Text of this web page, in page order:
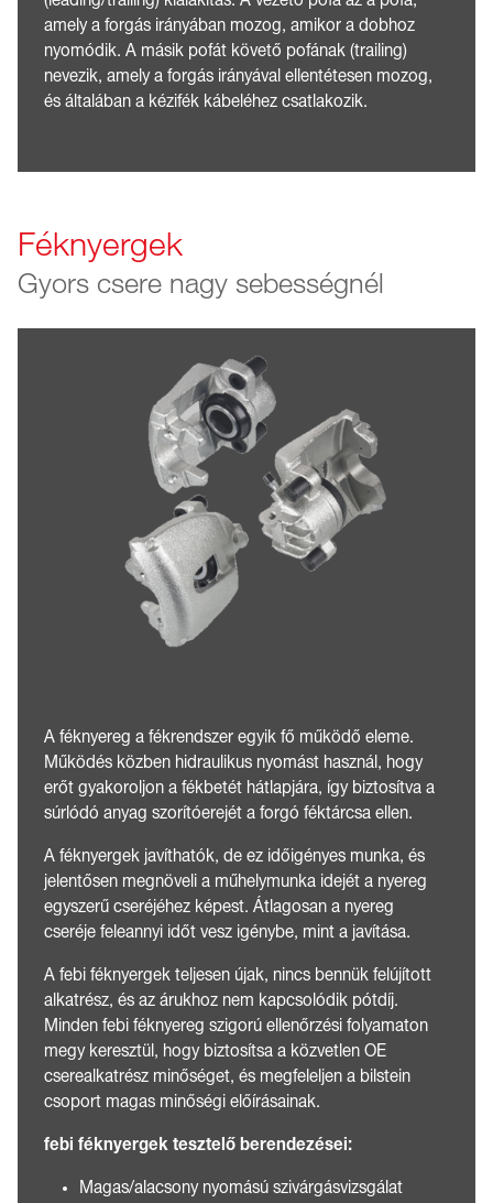
amely a forgás irányában mozog, amikor a dobhoz
nyomódik. A másik pofát követő pofának (trailing)
nevezik, amely a forgás irányával ellentétesen mozog,
és általában a kézifék kábeléhez csatlakozik.
Féknyergek
Gyors csere nagy sebességnél
A féknyereg a fékrendszer egyik fő működő eleme.
Működés közben hidraulikus nyomást használ, hogy
erőt gyakoroljon a fékbetét hátlapjára, így biztosítva a
súrlódó anyag szorítóerejét a forgó féktárcsa ellen.
A féknyergek javíthatók, de ez időigényes munka, és
jelentősen megnöveli a műhelymunka idejét a nyereg
egyszerű cseréjéhez képest. Átlagosan a nyereg
cseréje feleannyi időt vesz igénybe, mint a javítása.
A febi féknyergek teljesen újak, nincs bennük felújított
alkatrész, és az árukhoz nem kapcsolódik pótdíj.
Minden febi féknyereg szigorú ellenőrzési folyamaton
megy keresztül, hogy biztosítsa a közvetlen OE
cserealkatrész minőséget, és megfeleljen a bilstein
csoport magas minőségi előírásainak.
febi féknyergek tesztelő berendezései:
Magas/alacsony nyomású szivárgásvizsgálat